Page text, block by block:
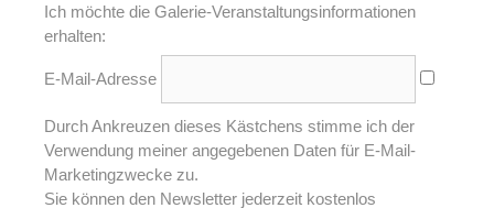
Ich möchte die Galerie-Veranstaltungsinformationen
erhalten:
E-Mail-Adresse
Durch Ankreuzen dieses Kästchens stimme ich der
Verwendung meiner angegebenen Daten für E-Mail-
Marketingzwecke zu.
Sie können den Newsletter jederzeit kostenlos